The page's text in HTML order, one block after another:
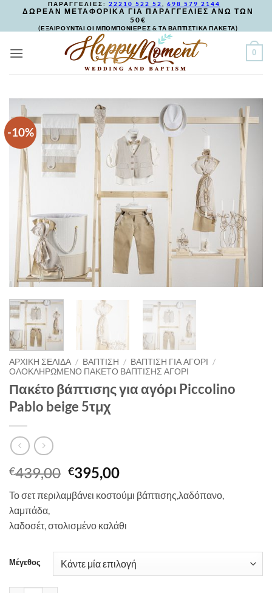
ΠΑΡΑΓΓΕΛΙΕΣ: 22210 522 52 698 579 2144
ΔΩΡΕΑΝ ΜΕΤΑΦΟΡΙΚΑ ΓΙΑ ΠΑΡΑΓΓΕΛΙΕΣ ΑΝΩ ΤΩΝ
50€
(ΕΞΑΙΡΟΥΝΤΑΙ ΟΙ ΜΠΟΜΠΟΝΙΕΡΕΣ & ΤΑ ΒΑΠΤΙΣΤΙΚΑ ΠΑΚΕΤΑ)
0
-10%
ΑΡΧΙΚΉ ΣΕΛΊΔΑ / ΒΑΠΤΙΣΗ / ΒΑΠΤΙΣΗ ΓΙΑ ΑΓΟΡΙ /
ΟΛΟΚΛΗΡΩΜΕΝΟ ΠΑΚΕΤΟ ΒΑΠΤΙΣΗΣ ΑΓΟΡΙ
Πακέτο βάπτισης για αγόρι Piccolino
Pablo beige 5τμχ
€439,00 Original
price
was:
€395,00Η
τρέχουσα
τιμή
€395,00.
Το σετ περιλαμβάνει κοστούμι βάπτισης,λαδόπανο,
λαμπάδα,
λαδοσέτ, στολισμένο καλάθι
Μέγεθος